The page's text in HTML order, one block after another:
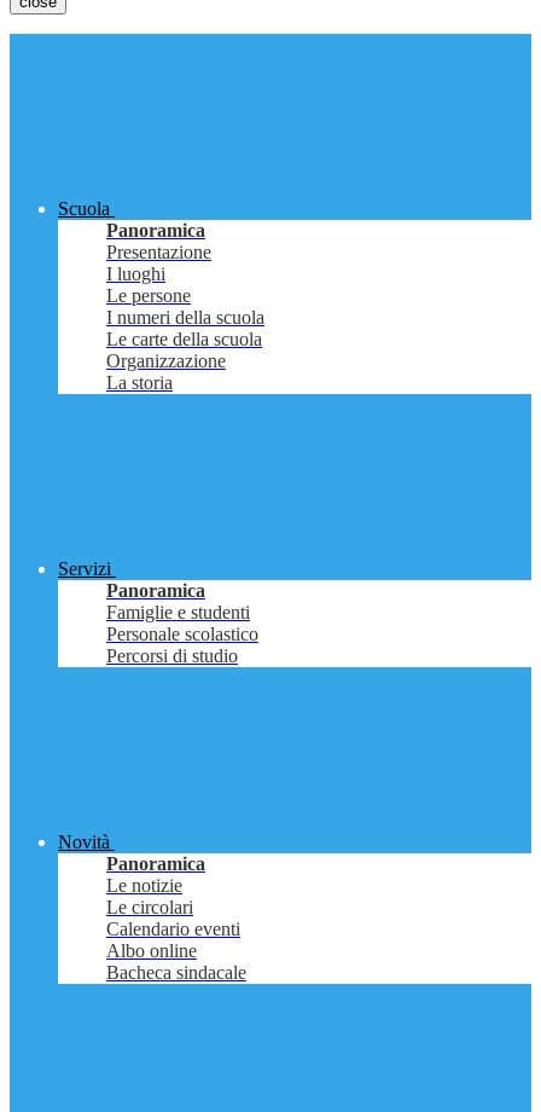
Scuola
Panoramica
Presentazione
I luoghi
Le persone
I numeri della scuola
Le carte della scuola
Organizzazione
La storia
Servizi
Panoramica
Famiglie e studenti
Personale scolastico
Percorsi di studio
Novità
Panoramica
Le notizie
Le circolari
Calendario eventi
Albo online
Bacheca sindacale